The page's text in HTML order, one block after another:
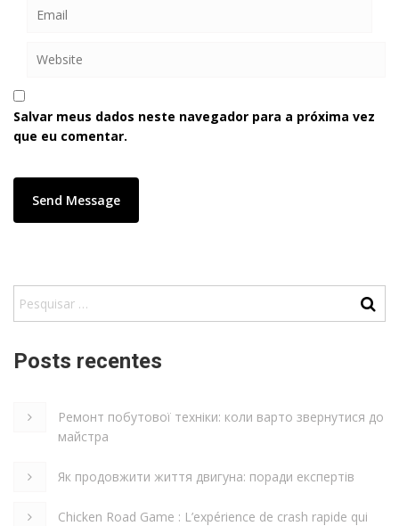
Salvar meus dados neste navegador para a próxima vez
que eu comentar.
Posts recentes
Ремонт побутової техніки: коли варто звернутися до
майстра
Як продовжити життя двигуна: поради експертів
Chicken Road Game : L’expérience de crash rapide qui